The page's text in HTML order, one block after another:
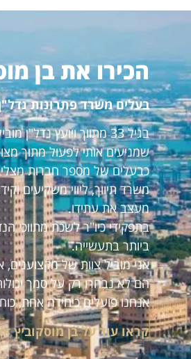
הכירו את בן
בעלים משרד פתרונות
בגיל 33 מתווך ויועץ
שמניעים אותי לפעול מתוך
כבעלים של מספר חברות
משרד תיווך, ליווי משקיעים
מעצב את עתידו.
בתפקידי כיו"ר לשכת מתווכי
ביותר בתעשייה.
אני מוביל צוות של
הם לא נבחרו רק על סמך
אנחנו פועלים כיחידה אחת,
קראו עוד על בן מוסקוביץ